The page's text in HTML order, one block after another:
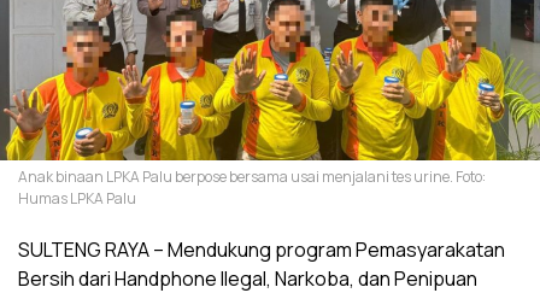
Anak binaan LPKA Palu berpose bersama usai menjalani tes urine. Foto:
Humas LPKA Palu
SULTENG RAYA – Mendukung program Pemasyarakatan
Bersih dari Handphone Ilegal, Narkoba, dan Penipuan